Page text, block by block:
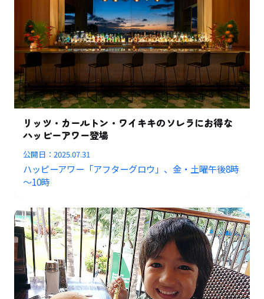
リッツ・カールトン・ワイキキのソレラにお得な
ハッピーアワー登場
公開日：2025.07.31
ハッピーアワー「アフターグロウ」、金・土曜午後8時
～10時